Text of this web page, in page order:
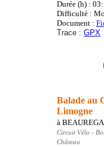
Durée (h) :
Difficulté :
Document :
Trace : GPX
Balade au
Limogne
à
Circuit Vélo -
Château